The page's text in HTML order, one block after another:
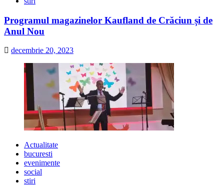
Programul magazinelor Kaufland de Crăciun și de
Anul Nou
decembrie 20, 2023
Actualitate
bucuresti
evenimente
social
stiri